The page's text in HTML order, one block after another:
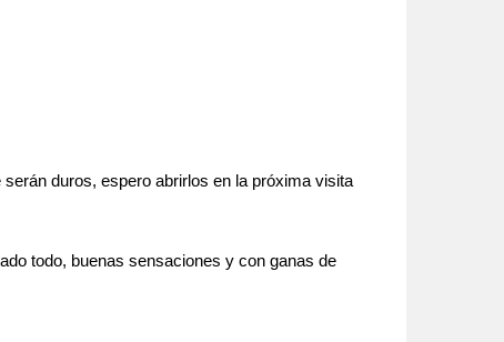
duros, espero abrirlos en la próxima visita
todo, buenas sensaciones y con ganas de